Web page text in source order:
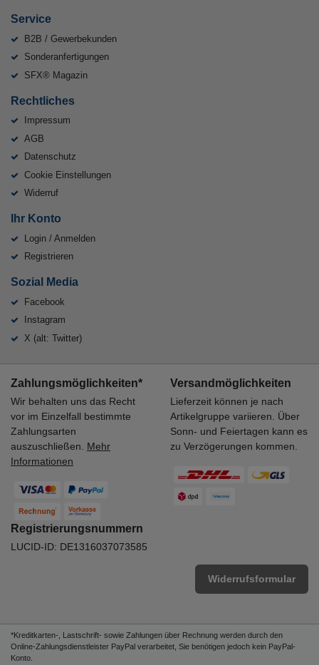
Service
B2B / Gewerbekunden
Sonderanfertigungen
SFX® Magazin
Rechtliches
Impressum
AGB
Datenschutz
Cookie Einstellungen
Widerruf
Ihr Konto
Login / Anmelden
Registrieren
Sozial Media
Facebook
Instagram
X (alt: Twitter)
Zahlungsmöglichkeiten*
Wir behalten uns das Recht
vor im Einzelfall bestimmte
Zahlungsarten
auszuschließen. Mehr
Informationen
Versandmöglichkeiten
Lieferzeit können je nach
Artikelgruppe variieren. Über
Sonn- und Feiertagen kann es
zu Verzögerungen kommen.
Registrierungsnummern
LUCID-ID: DE1316037073585
Widerrufsformular
*Kreditkarten-, Lastschrift- sowie Zahlungen über Rechnung werden durch den
Online-Zahlungsdienstleister PayPal verarbeitet, Sie benötigen jedoch kein PayPal-
Konto.